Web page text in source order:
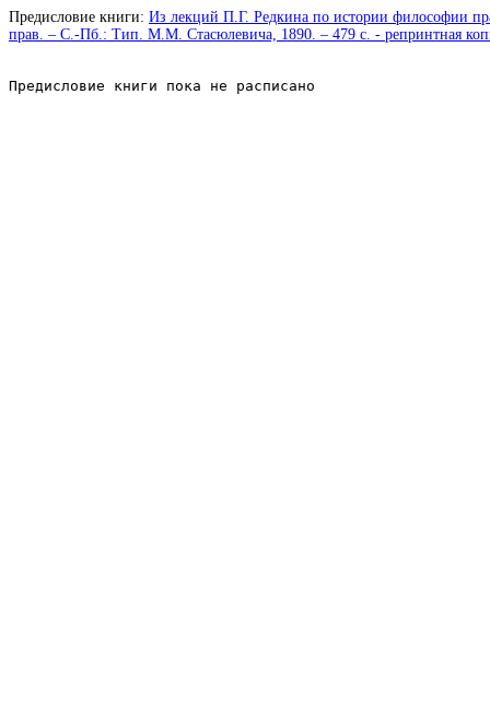
Предисловие книги: Из лекций П.Г. Редкина по истории философии
прав. – С.-Пб.: Тип. М.М. Стасюлевича, 1890. – 479 с. - репринтная
Предисловие книги пока не расписано